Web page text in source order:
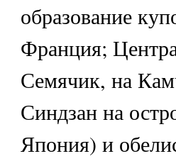
образование
Франция;
Семячик, на
Синдзан на
Япония) и